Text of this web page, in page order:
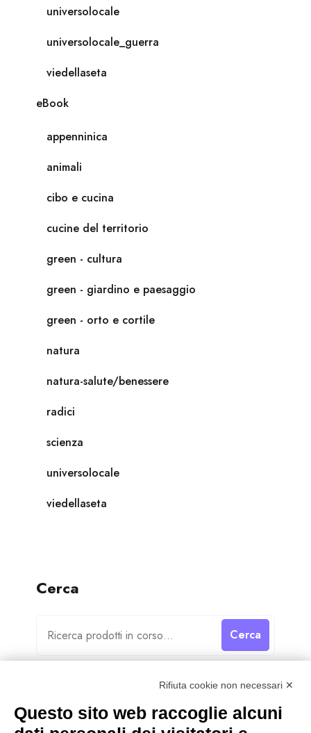
universolocale
universolocale_guerra
viedellaseta
eBook
appenninica
animali
cibo e cucina
cucine del territorio
green - cultura
green - giardino e paesaggio
green - orto e cortile
natura
natura-salute/benessere
radici
scienza
universolocale
viedellaseta
Cerca
Cerca
Rifiuta cookie non necessari ✕
Questo sito web raccoglie alcuni